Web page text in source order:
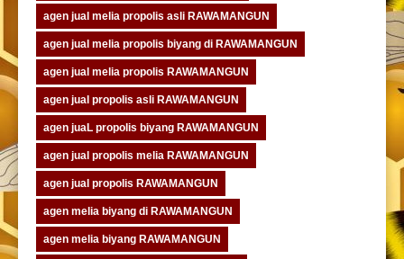
agen jual melia propolis asli RAWAMANGUN
agen jual melia propolis biyang di RAWAMANGUN
agen jual melia propolis RAWAMANGUN
agen jual propolis asli RAWAMANGUN
agen juaL propolis biyang RAWAMANGUN
agen jual propolis melia RAWAMANGUN
agen jual propolis RAWAMANGUN
agen melia biyang di RAWAMANGUN
agen melia biyang RAWAMANGUN